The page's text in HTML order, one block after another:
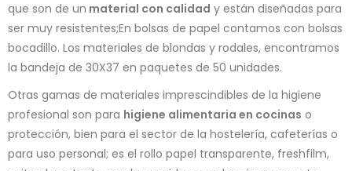
que son de un material con calidad y están diseñadas para
ser muy resistentes;En bolsas de papel contamos con bolsas
bocadillo. Los materiales de blondas y rodales, encontramos
la bandeja de 30X37 en paquetes de 50 unidades.
Otras gamas de materiales imprescindibles de la higiene
profesional son para higiene alimentaria en cocinas o
protección, bien para el sector de la hostelería, cafeterías o
para uso personal; es el rollo papel transparente, freshfilm,